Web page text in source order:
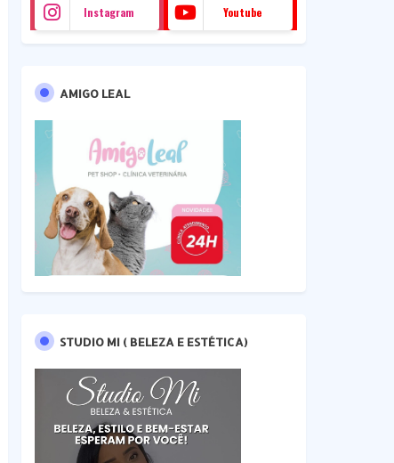
Instagram Youtube
AMIGO LEAL
STUDIO MI ( BELEZA E ESTÉTICA)